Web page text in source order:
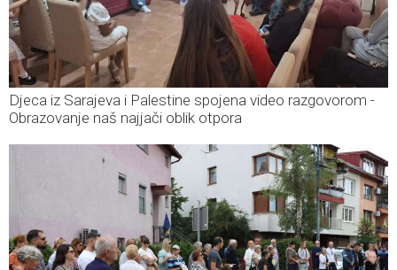
Djeca iz Sarajeva i Palestine spojena video razgovorom -
Obrazovanje naš najjači oblik otpora